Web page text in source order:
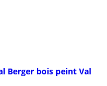
Berger bois peint Val